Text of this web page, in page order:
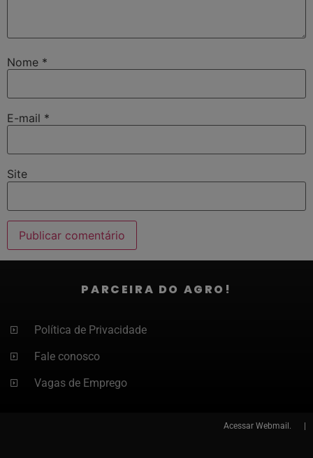
Nome *
E-mail *
Site
PARCEIRA DO AGRO!
Política de Privacidade
Fale conosco
Vagas de Emprego
Acessar Webmail. |